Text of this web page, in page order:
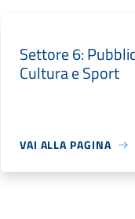
Settore 6:
Cultura e Sport
VAI ALLA PAGINA